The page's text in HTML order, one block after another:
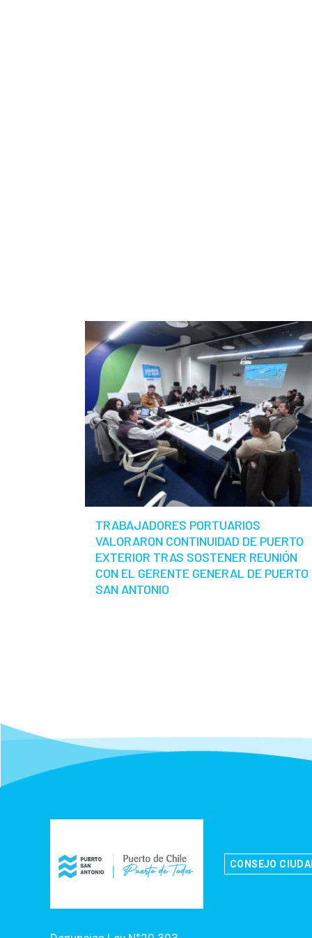
TRABAJADORES PORTUARIOS
VALORARON CONTINUIDAD DE PUERTO
EXTERIOR TRAS SOSTENER REUNIÓN
CON EL GERENTE GENERAL DE PUERTO
SAN ANTONIO
CONSEJO